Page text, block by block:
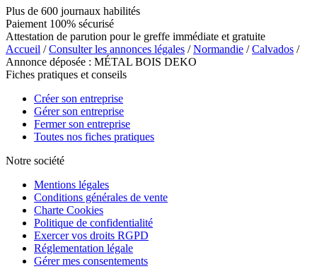
Plus de 600 journaux habilités
Paiement 100% sécurisé
Attestation de parution pour le greffe immédiate et gratuite
Accueil /Consulter les annonces légales /Normandie /Calvados /
Annonce déposée : MÉTAL BOIS DEKO
Fiches pratiques et conseils
Créer son entreprise
Gérer son entreprise
Fermer son entreprise
Toutes nos fiches pratiques
Notre société
Mentions légales
Conditions générales de vente
Charte Cookies
Politique de confidentialité
Exercer vos droits RGPD
Réglementation légale
Gérer mes consentements